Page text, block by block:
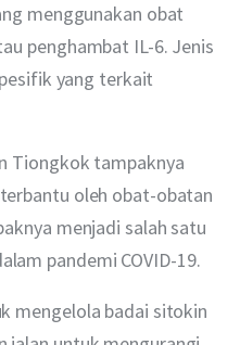
menggunakan obat
penghambat IL-6. Jenis
yang terkait
Tiongkok tampaknya
oleh obat-obatan
menjadi salah satu
pandemi COVID-19.
mengelola badai sitokin